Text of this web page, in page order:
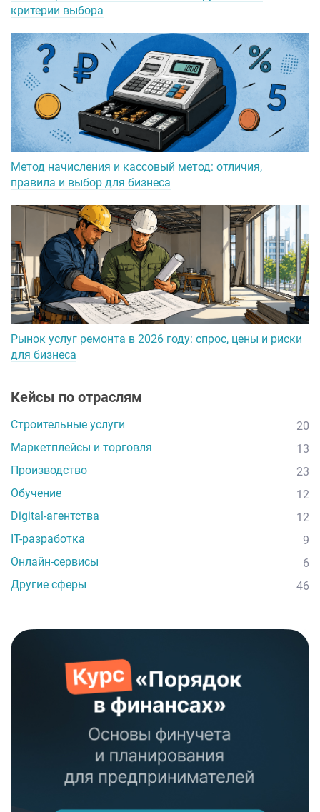
критерии выбора
Метод начисления и кассовый метод: отличия,
правила и выбор для бизнеса
Рынок услуг ремонта в 2026 году: спрос, цены и риски
для бизнеса
Кейсы по отраслям
Строительные услуги
20
Маркетплейсы и торговля
13
Производство
23
Обучение
12
Digital-агентства
12
IT-разработка
9
Онлайн-сервисы
6
Другие сферы
46